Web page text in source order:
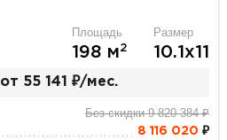
Площадь
198 м2
Размер
10.1х11
от 55 141 ₽/мес.
Без скидки 9 820 384 ₽
8 116 020 ₽